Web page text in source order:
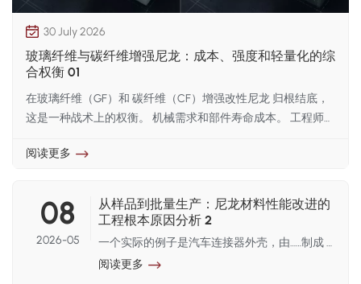
和高速纺织机械等领域，重量的减轻可以直接降低电机负载和
能耗，同时提升动态响应速度。此外，用单次注塑成型的碳纤
维改性尼龙复合材料替代机加工铝或压铸金属零件，可以显著
提高机械性能。 CF尼龙 无需二次数控加工、去毛刺和表面处
理。考虑到运行能耗的降低和工艺流程的简化，碳纤维材料的
高昂前期成本通常会在生产周期内得到抵消。对于空间不受限
壳，玻璃纤维增​​强尼龙仍然是务实的基准选择。
30 July 2026
玻璃纤维与碳纤维增强尼龙：成本、强度和轻量化的综
合权衡 01
在玻璃纤维（GF）和 碳纤维（CF）增强改性尼龙 归根结底，
这是一种战术上的权衡。 机械需求和部件寿命成本。 工程师和
下，最大限度地保证机械完整性并实现目标轻量化。 作为聚酰
特的微观结构力学特性，从而决定最终的宏观性能。由于其高
性价比和可靠的强度提升，玻璃纤维仍然是结构件的首选材
料。相反，碳纤维具有极高的比强度、低密度以及独特的摩擦
料。选择合适的材料需要将力学参数与运行应力、环境条件和
阅读更多
08
2026-05
从样品到批量生产：尼龙材料性能改进的
工程根本原因分析 2
一个实际的例子是汽车连接器外壳，由……制成 PA66 GF30在缩放过程中，将模具温度从90°C降低到70°C虽然缩短了生产周期，但冲击强度降低了约15%，导致产品失效。恢复到原来的模具温度后，问题得以解决。 强调性能对工艺条件的依赖性。聚酰胺的结晶动力学与冷却速率直接相关，二者密切相关。冷却速度越快，刚度越高，但韧性越低。 保持这种平衡至关重要，但在高通量生产中却常常被破坏。数据证实了这些趋势：冲击强度可能随时间变化 20% 随着湿度波动，弯曲模量也会发生变化。 10-15% 模具温度的变化也会影响产品的可靠性。这些变化足以影响产品的可靠性。归根结底，性能优化并非在于选择更优质的材料，而在于控制加工系统。工程师应优先考虑干燥标准、模具温度范围和剪切极限，以确保产品的一致性。
阅读更多